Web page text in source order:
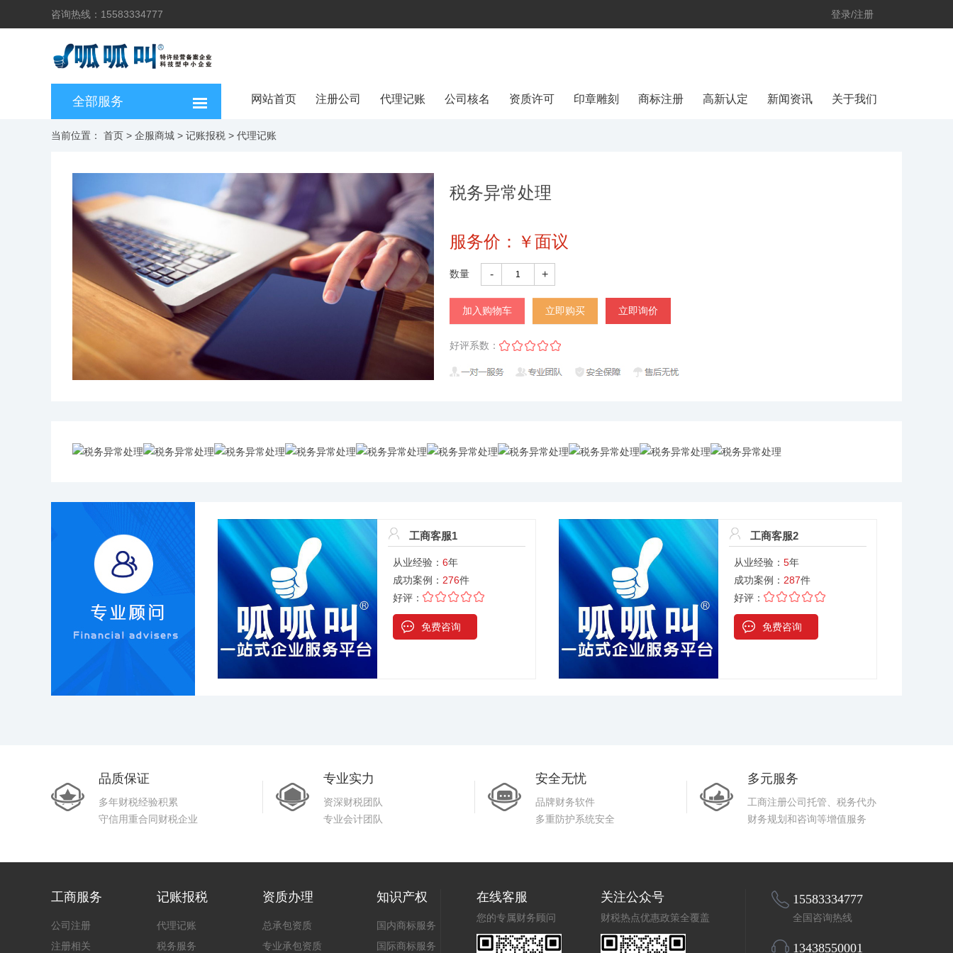
咨询热线：15583334777 登录/注册
全部服务 网站首页 注册公司 代理记账 公司核名 资质许可 印章雕刻 商标注册 高新认定 新闻资讯 关于我们
当前位置： 首页 > 企服商城 > 记账报税 > 代理记账
税务异常处理
服务价： ￥面议
数量 - +
加入购物车 立即购买 立即询价
好评系数：
工商客服1
从业经验： 6年
成功案例： 276件
好评：
免费咨询
工商客服2
从业经验： 5年
成功案例： 287件
好评：
免费咨询
品质保证
多年财税经验积累
守信用重合同财税企业
专业实力
资深财税团队
专业会计团队
安全无忧
品牌财务软件
多重防护系统安全
多元服务
工商注册公司托管、税务代办
财务规划和咨询等增值服务
工商服务
公司注册
注册相关
记账报税
代理记账
税务服务
资质办理
总承包资质
专业承包资质
知识产权
国内商标服务
国际商标服务
在线客服
您的专属财务顾问
关注公众号
财税热点优惠政策全覆盖
15583334777
全国咨询热线
13438550001